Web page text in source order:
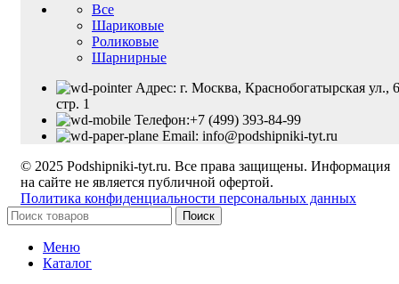
Все
Шариковые
Роликовые
Шарнирные
Адрес: г. Москва, Краснобогатырская ул.,
стр. 1
Телефон:+7 (499) 393-84-99
Email: info@podshipniki-tyt.ru
© 2025 Podshipniki-tyt.ru. Все права защищены. Информация
на сайте не является публичной офертой.
Политика конфиденциальности персональных данных
Поиск
Меню
Каталог